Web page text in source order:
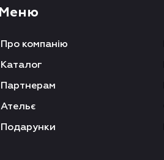
Меню
Про компанію
Каталог
Партнерам
Ательє
Подарунки